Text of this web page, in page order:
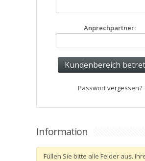
Anprechpartner:
Passwort vergessen?
Information
Füllen Sie bitte alle Felder aus.